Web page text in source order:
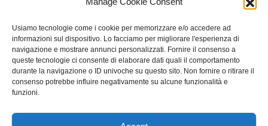
Usiamo tecnologie come i cookie per memorizzare e/o accedere ad
informazioni sul dispositivo. Lo facciamo per migliorare l'esperienza di
navigazione e mostrare annunci personalizzati. Fornire il consenso a
queste tecnologie ci consente di elaborare dati quali il comportamento
durante la navigazione o ID univoche su questo sito. Non fornire o ritirare il
consenso potrebbe influire negativamente su alcune funzionalità e
funzioni.